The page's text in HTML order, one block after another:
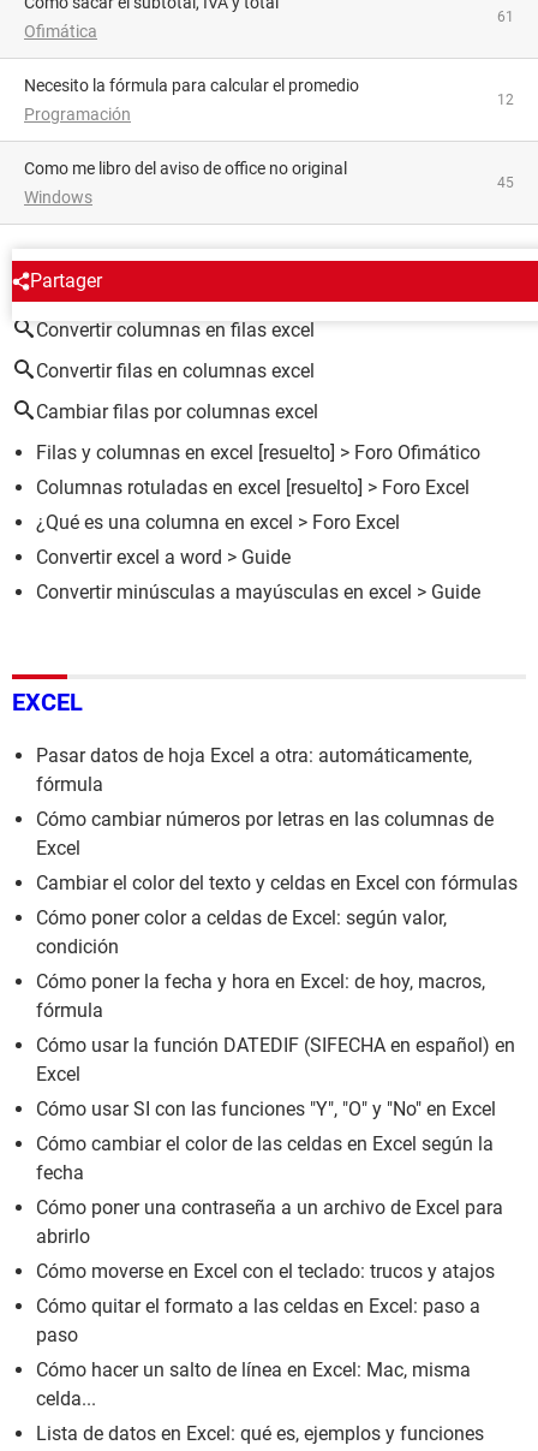
Ofimática
61
Necesito la fórmula para calcular el promedio
Programación
12
como me libro del aviso de office no original
Windows
45
Partager
ALREDEDOR DEL MISMO TEMA
Convertir columnas en filas excel
Convertir filas en columnas excel
Cambiar filas por columnas excel
Filas y columnas en excel [resuelto] > Foro Ofimático
Columnas rotuladas en excel [resuelto] > Foro Excel
¿Qué es una columna en excel > Foro Excel
Convertir excel a word > Guide
Convertir minúsculas a mayúsculas en excel > Guide
EXCEL
Pasar datos de hoja Excel a otra: automáticamente,
fórmula
Cómo cambiar números por letras en las columnas de
Excel
Cambiar el color del texto y celdas en Excel con fórmulas
Cómo poner color a celdas de Excel: según valor,
condición
Cómo poner la fecha y hora en Excel: de hoy, macros,
fórmula
Cómo usar la función DATEDIF (SIFECHA en español) en
Excel
Cómo usar SI con las funciones "Y", "O" y "No" en Excel
Cómo cambiar el color de las celdas en Excel según la
fecha
Cómo poner una contraseña a un archivo de Excel para
abrirlo
Cómo moverse en Excel con el teclado: trucos y atajos
Cómo quitar el formato a las celdas en Excel: paso a
paso
Cómo hacer un salto de línea en Excel: Mac, misma
celda...
Lista de datos en Excel: qué es, ejemplos y funciones